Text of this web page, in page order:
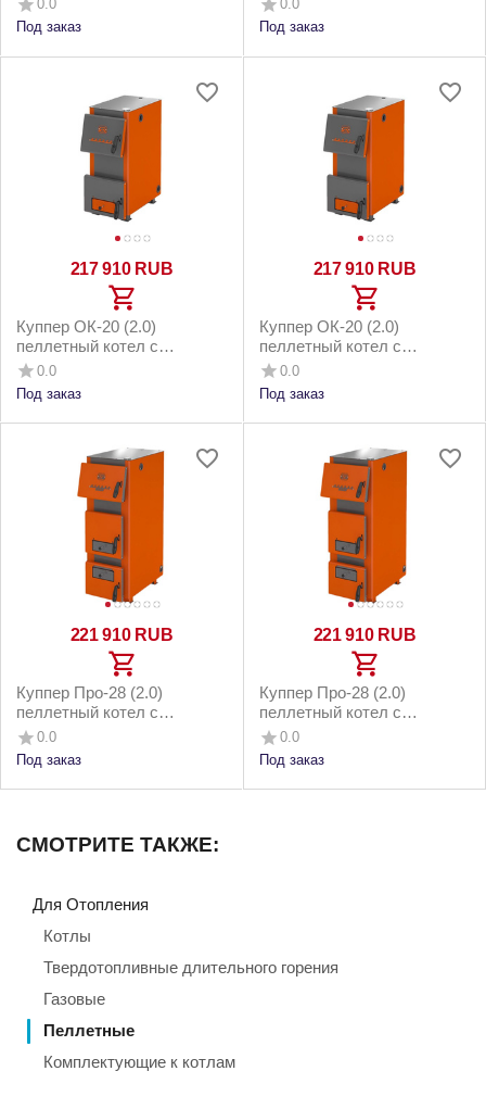
котельным бункером до
220м2
0.0
Под заказ
напольным бункером до
220м2
0.0
Под заказ
217 910 RUB
Куппер ОК-20 (2.0)
пеллетный котел с
горелкой 26 Комфорт 3.0 и
котельным бункером до
200м2
0.0
Под заказ
217 910 RUB
Куппер ОК-20 (2.0)
пеллетный котел с
горелкой 26 Комфорт 3.0 и
напольным бункером до
200м2
0.0
Под заказ
221 910 RUB
Куппер Про-28 (2.0)
пеллетный котел с
горелкой 26 Норма 3.0 и
котельным бункером до
280м2
0.0
Под заказ
221 910 RUB
Куппер Про-28 (2.0)
пеллетный котел с
горелкой 26 Норма 3.0 и
напольным бункером до
280м2
0.0
Под заказ
СМОТРИТЕ ТАКЖЕ:
Для Отопления
Котлы
Твердотопливные длительного горения
Газовые
Пеллетные
Комплектующие к котлам